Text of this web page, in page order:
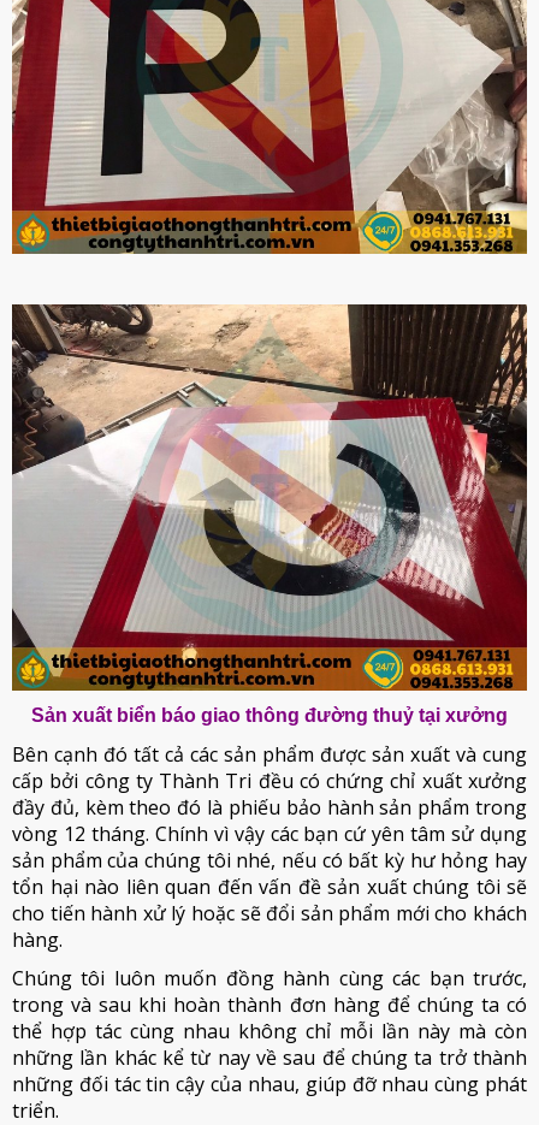
Sản xuất biển báo giao thông đường thuỷ tại xưởng
Bên cạnh đó tất cả các sản phẩm được sản xuất và cung
cấp bởi công ty Thành Tri đều có chứng chỉ xuất xưởng
đầy đủ, kèm theo đó là phiếu bảo hành sản phẩm trong
vòng 12 tháng. Chính vì vậy các bạn cứ yên tâm sử dụng
sản phẩm của chúng tôi nhé, nếu có bất kỳ hư hỏng hay
tổn hại nào liên quan đến vấn đề sản xuất chúng tôi sẽ
cho tiến hành xử lý hoặc sẽ đổi sản phẩm mới cho khách
hàng.
Chúng tôi luôn muốn đồng hành cùng các bạn trước,
trong và sau khi hoàn thành đơn hàng để chúng ta có
thể hợp tác cùng nhau không chỉ mỗi lần này mà còn
những lần khác kể từ nay về sau để chúng ta trở thành
những đối tác tin cậy của nhau, giúp đỡ nhau cùng phát
triển.